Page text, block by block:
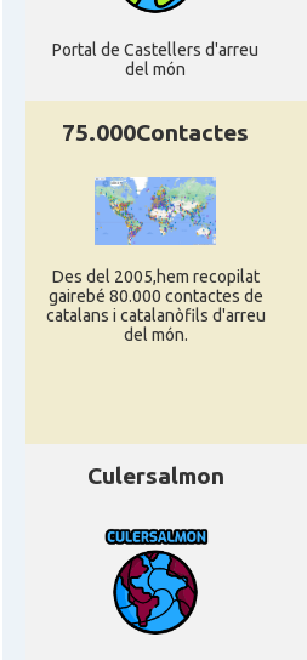
Portal de Castellers d'arreu
del món
75.000Contactes
Des del 2005,hem recopilat
gairebé 80.000 contactes de
catalans i catalanòfils d'arreu
del món.
Culersalmon